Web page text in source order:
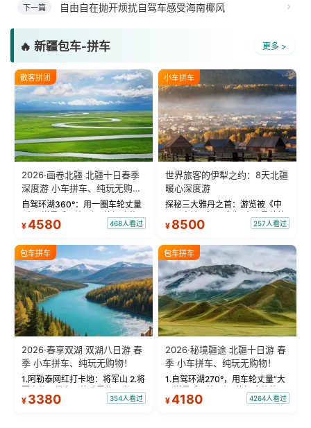
下一篇 自由自在抛开烦扰自驾车感受海南椰风
🔥 新疆包车-拼车 更多 >
散客拼团
2026·画卷北疆 北疆十日春季
深度游 小车拼车、纯玩无购
物！
自驾环湖360°：用一圈车轮丈量
“大西洋最后一滴眼泪”的极致蔚
蓝。 赛湖旅拍：甄选多款风格服
绝美瞬间。 赛湖坦克300跟车视
频：专业摄影师...
¥4580 468人看过
小车拼车
世界旅客的伊犁之约：8天北疆
暖心深度游
探秘三大雅丹之首：游览被《中
国国家地理》评选为“中国最美的
三大雅丹”第一名的克拉玛依魔鬼
瓦人最大村落——禾木村，欣赏
晨雾与小木...
¥ 8500 257人看过
包车拼车
2026·春享双湖 双湖八日游 春
季 小车拼车、纯玩无购物！
1.阿勒泰网红打卡地：将军山 2.将
军山落日缆车，体验雪都风光 3.
将军山，夕阳派对，蹦迪party 4.
¥ 3380 354人看过
包车拼车
2026·秘境疆途 北疆十日游 春
季 小车拼车、纯玩无购物！
1.自驾环湖270°，用车轮丈量“大
西洋最后一滴眼泪”的极致蔚蓝，
让雪山、花海与深邃湖水在转弯
¥4180 4264人看过